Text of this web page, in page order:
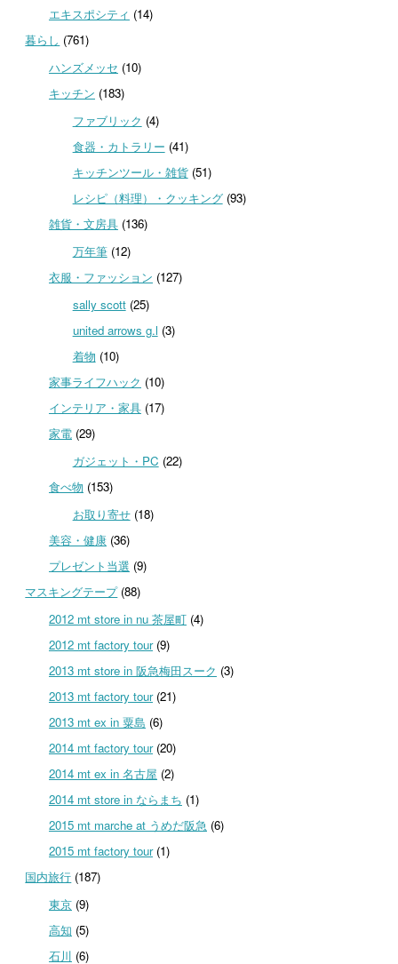
エキスポシティ (14)
暮らし (761)
ハンズメッセ (10)
キッチン (183)
ファブリック (4)
食器・カトラリー (41)
キッチンツール・雑貨(51)
レシピ（料理）・クッキング(93)
雑貨・文房具(136)
万年筆(12)
衣服・ファッション (127)
sally scott(25)
united arrows g.l (3)
着物 (10)
家事ライフハック (10)
インテリア・家具(17)
家電(29)
ガジェット・PC (22)
食べ物 (153)
お取り寄せ(18)
美容・健康(36)
プレゼント当選 (9)
マスキングテープ(88)
2012 mt store in nu 茶屋町(4)
2012 mt factory tour(9)
2013 mt store in 阪急梅田スーク (3)
2013 mt factory tour(21)
2013 mt ex in 粟島 (6)
2014 mt factory tour(20)
2014 mt ex in 名古屋 (2)
2014 mt store in ならまち (1)
2015 mt marche at うめだ阪急 (6)
2015 mt factory tour(1)
国内旅行 (187)
東京(9)
高知 (5)
石川 (6)